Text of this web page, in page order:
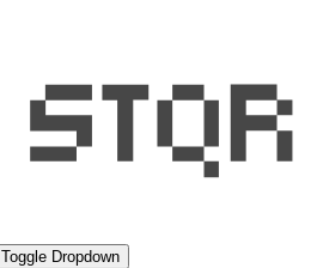
Toggle Dropdown